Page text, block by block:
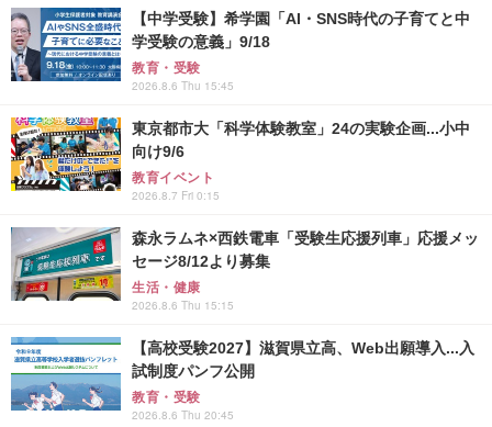
【中学受験】希学園「AI・SNS時代の子育てと中
学受験の意義」9/18
教育・受験
2026.8.6 Thu 15:45
東京都市大「科学体験教室」24の実験企画...小中
向け9/6
教育イベント
2026.8.7 Fri 0:15
森永ラムネ×西鉄電車「受験生応援列車」応援メッ
セージ8/12より募集
生活・健康
2026.8.6 Thu 15:15
【高校受験2027】滋賀県立高、Web出願導入...入
試制度パンフ公開
教育・受験
2026.8.6 Thu 20:45